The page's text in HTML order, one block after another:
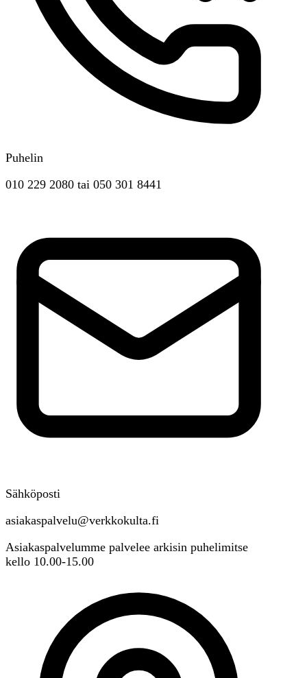
Puhelin
010 229 2080 tai 050 301 8441
Sähköposti
asiakaspalvelu@verkkokulta.fi
Asiakaspalvelumme palvelee arkisin puhelimitse
kello 10.00-15.00